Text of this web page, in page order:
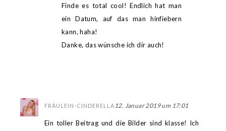
Finde es total cool! Endlich hat man
ein Datum, auf das man hinfiebern
kann, haha!
Danke, das wünsche ich dir auch!
FRÄULEIN-CINDERELLA 12. Januar 2019 um 17:01
Ein toller Beitrag und die Bilder sind klasse! Ich